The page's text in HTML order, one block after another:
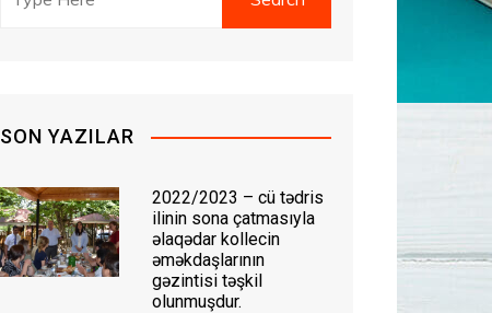
SON YAZILAR
2022/2023 – cü tədris
ilinin sona çatmasıyla
əlaqədar kollecin
əməkdaşlarının
gəzintisi təşkil
olunmuşdur.